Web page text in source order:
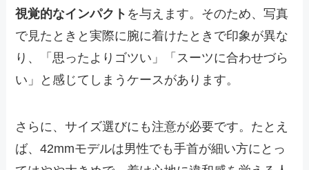
視覚的なインパクト を与えます。そのため、写真
で見たときと実際に腕に着けたときで印象が異な
り、「思ったよりゴツい」「スーツに合わせづら
い」と感じてしまうケースがあります。
さらに、サイズ選びにも注意が必要です。たとえ
ば、42mmモデルは男性でも手首が細い方にとっ